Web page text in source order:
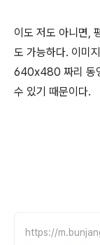
이도 저도 아니면,
도 가능하다. 이미
640x480 짜리 동
수 있기 때문이다.
https://